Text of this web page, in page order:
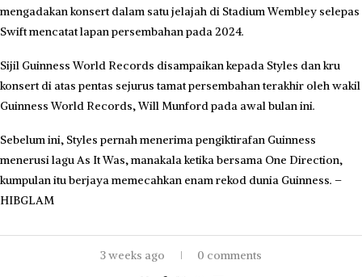
mengadakan konsert dalam satu jelajah di Stadium Wembley selepas
Swift mencatat lapan persembahan pada 2024.
Sijil Guinness World Records disampaikan kepada Styles dan kru
konsert di atas pentas sejurus tamat persembahan terakhir oleh wakil
Guinness World Records, Will Munford pada awal bulan ini.
Sebelum ini, Styles pernah menerima pengiktirafan Guinness
menerusi lagu As It Was, manakala ketika bersama One Direction,
kumpulan itu berjaya memecahkan enam rekod dunia Guinness. –
HIBGLAM
3 weeks ago 0 comments